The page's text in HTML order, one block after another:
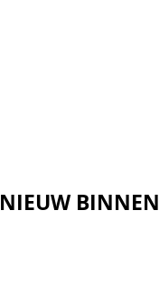
NIEUW BINNEN